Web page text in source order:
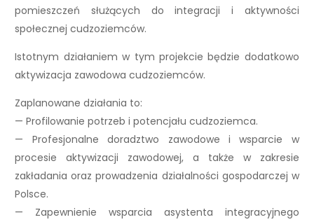
pomieszczeń służących do integracji i aktywności
społecznej cudzoziemców.
Istotnym działaniem w tym projekcie będzie dodatkowo
aktywizacja zawodowa cudzoziemców.
Zaplanowane działania to:
— Profilowanie potrzeb i potencjału cudzoziemca.
— Profesjonalne doradztwo zawodowe i wsparcie w
procesie aktywizacji zawodowej, a także w zakresie
zakładania oraz prowadzenia działalności gospodarczej w
Polsce.
— Zapewnienie wsparcia asystenta integracyjnego